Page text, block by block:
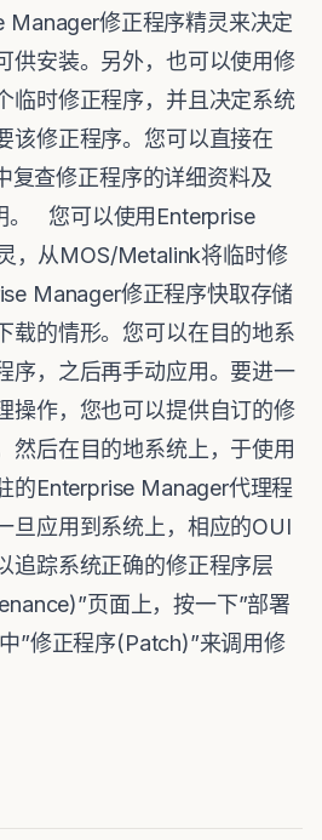
Manager修正程序精灵来决定
供安装。另外，也可以使用修
临时修正程序，并且决定系统
该修正程序。您可以直接在
复查修正程序的详细资料及
。 您可以使用Enterprise
，从MOS/Metalink将临时修
Manager修正程序快取存储
载的情形。您可以在目的地系
序，之后再手动应用。要进一
操作，您也可以提供自订的修
然后在目的地系统上，于使用
的Enterprise Manager代理程
旦应用到系统上，相应的OUI
追踪系统正确的修正程序层
页面上，按一下”部署
”修正程序(Patch)”来调用修